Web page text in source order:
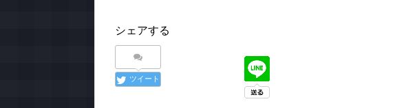
シェアする
ツイート